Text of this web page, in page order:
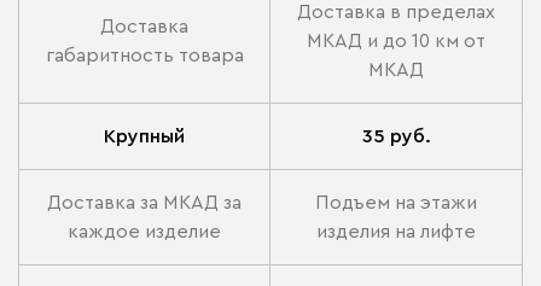
Доставка
габаритность товара
Доставка в пределах
МКАД и до 10 км от
МКАД
Крупный 35 руб.
Доставка за МКАД за
каждое изделие
Подъем на этажи
изделия на лифте